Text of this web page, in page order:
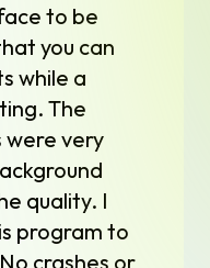
to be
you can
while a
The
were very
quality. I
program to
crashes or